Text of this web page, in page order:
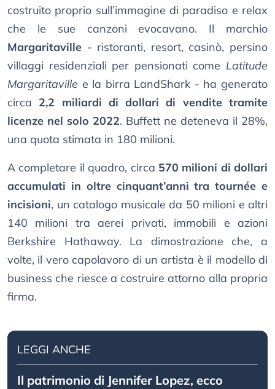
costruito proprio sull’immagine di paradiso e relax
che le sue canzoni evocavano. Il marchio
Margaritaville - ristoranti, resort, casinò, persino
villaggi residenziali per pensionati come Latitude
Margaritaville e la birra LandShark - ha generato
circa 2,2 miliardi di dollari di vendite tramite
licenze nel solo 2022. Buffett ne deteneva il 28%,
una quota stimata in 180 milioni.
A completare il quadro, circa 570 milioni di dollari
accumulati in oltre cinquant’anni tra tournée e
incisioni, un catalogo musicale da 50 milioni e altri
140 milioni tra aerei privati, immobili e azioni
Berkshire Hathaway. La dimostrazione che, a
volte, il vero capolavoro di un artista è il modello di
business che riesce a costruire attorno alla propria
firma.
LEGGI ANCHE
Il patrimonio di Jennifer Lopez, ecco